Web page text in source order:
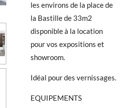
les environs de la place de
la Bastille de 33m2
disponible à la location
pour vos expositions et
showroom.
Idéal pour des vernissages.
EQUIPEMENTS